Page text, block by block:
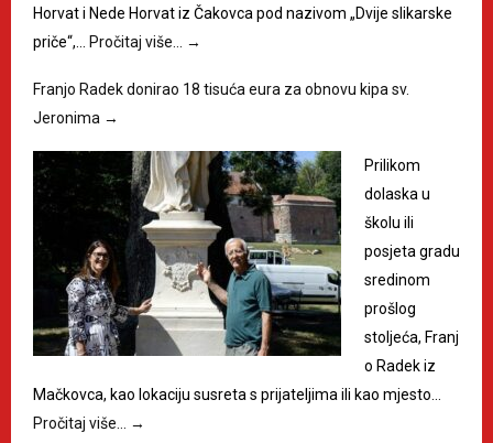
Horvat i Nede Horvat iz Čakovca pod nazivom „Dvije slikarske
priče“,…
Pročitaj više… →
Franjo Radek donirao 18 tisuća eura za obnovu kipa sv.
Jeronima →
Prilikom
dolaska u
školu ili
posjeta gradu
sredinom
prošlog
stoljeća, Franj
o Radek iz
Mačkovca, kao lokaciju susreta s prijateljima ili kao mjesto…
Pročitaj više…
→